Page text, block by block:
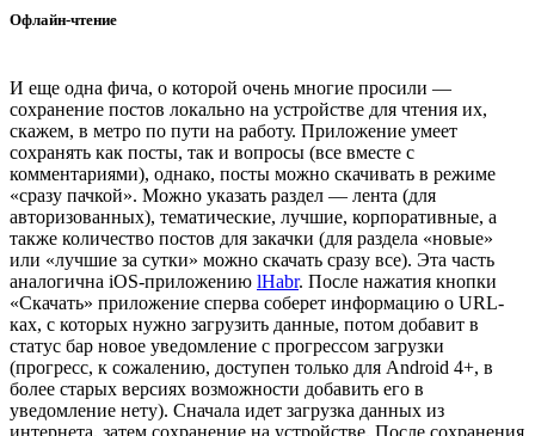
Офлайн-чтение
И еще одна фича, о которой очень многие просили —
сохранение постов локально на устройстве для чтения их,
скажем, в метро по пути на работу. Приложение умеет
сохранять как посты, так и вопросы (все вместе с
комментариями), однако, посты можно скачивать в режиме
«сразу пачкой». Можно указать раздел — лента (для
авторизованных), тематические, лучшие, корпоративные, а
также количество постов для закачки (для раздела «новые»
или «лучшие за сутки» можно скачать сразу все). Эта часть
аналогична iOS-приложению lHabr. После нажатия кнопки
«Скачать» приложение сперва соберет информацию о URL-
ках, с которых нужно загрузить данные, потом добавит в
статус бар новое уведомление с прогрессом загрузки
(прогресс, к сожалению, доступен только для Android 4+, в
более старых версиях возможности добавить его в
уведомление нету). Сначала идет загрузка данных из